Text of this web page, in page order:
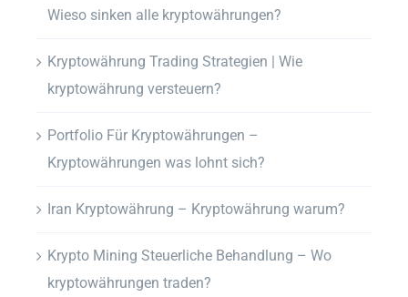
Wieso sinken alle kryptowährungen?
Kryptowährung Trading Strategien | Wie
kryptowährung versteuern?
Portfolio Für Kryptowährungen –
Kryptowährungen was lohnt sich?
Iran Kryptowährung – Kryptowährung warum?
Krypto Mining Steuerliche Behandlung – Wo
kryptowährungen traden?